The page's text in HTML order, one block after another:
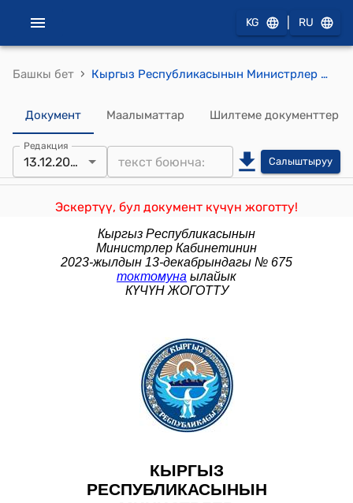
KG RU
Башкы бет › Кыргыз Республикасынын Министрлер Кабинетинин жана Кыргыз Республикасынын Улуттук Банкынын 2022-жылдын 26-апрелиндеги № 229/8-1 "Кыргыз Республикасынын Министрлер Кабинети менен Кыргыз Республикасынын Улуттук банкынын 2022-жылга экономикалык саясаттын негизги багыттары жөнүндө биргелешкен билдирүүсү тууралуу" токтому
Документ Маалыматтар Шилтеме документтер
Редакция
13.12.2023 Салыштыруу
Эскертүү, бул документ күчүн жоготту!